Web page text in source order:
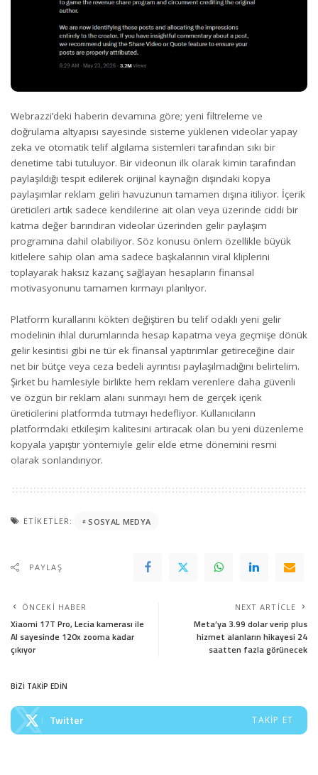
Webrazzi’deki haberin devamına göre; yeni filtreleme ve
doğrulama altyapısı sayesinde sisteme yüklenen videolar yapay
zeka ve otomatik telif algılama sistemleri tarafından sıkı bir
denetime tabi tutuluyor. Bir videonun ilk olarak kimin tarafından
paylaşıldığı tespit edilerek orijinal kaynağın dışındaki kopya
paylaşımlar reklam geliri havuzunun tamamen dışına itiliyor. İçerik
üreticileri artık sadece kendilerine ait olan veya üzerinde ciddi bir
katma değer barındıran videolar üzerinden gelir paylaşım
programına dahil olabiliyor. Söz konusu önlem özellikle büyük
kitlelere sahip olan ama sadece başkalarının viral kliplerini
toplayarak haksız kazanç sağlayan hesapların finansal
motivasyonunu tamamen kırmayı planlıyor.
Platform kurallarını kökten değiştiren bu telif odaklı yeni gelir
modelinin ihlal durumlarında hesap kapatma veya geçmişe dönük
gelir kesintisi gibi ne tür ek finansal yaptırımlar getireceğine dair
net bir bütçe veya ceza bedeli ayrıntısı paylaşılmadığını belirtelim.
Şirket bu hamlesiyle birlikte hem reklam verenlere daha güvenli
ve özgün bir reklam alanı sunmayı hem de gerçek içerik
üreticilerini platformda tutmayı hedefliyor. Kullanıcıların
platformdaki etkileşim kalitesini artıracak olan bu yeni düzenleme
kopyala yapıştır yöntemiyle gelir elde etme dönemini resmi
olarak sonlandırıyor.
ETIKETLER: SOSYAL MEDYA
PAYLAŞ
ÖNCEKI HABER
Xiaomi 17T Pro, Lecia kamerası ile
AI sayesinde 120x zooma kadar
çıkıyor
NEXT ARTICLE
Meta’ya 3.99 dolar verip plus
hizmet alanların hikayesi 24
saatten fazla görünecek
BİZİ TAKİP EDİN
Twitter TAKIP ET